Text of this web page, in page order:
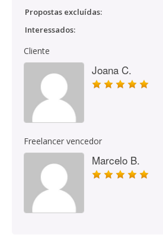
Propostas excluídas:
Interessados:
Cliente
Joana C.
Freelancer vencedor
Marcelo B.